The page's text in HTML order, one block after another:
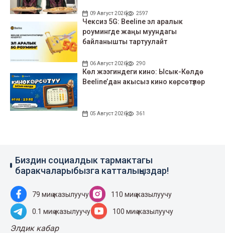
09 Август 2026 2597
Чексиз 5G: Beeline эл аралык
роумингде жаңы муундагы
байланышты тартуулайт
06 Август 2026 290
Көл жээгиндеги кино: Ысык-Көлдө
Beeline’дан акысыз кино көрсөтүлөр
05 Август 2026 361
Биздин социалдык тармактагы
баракчаларыбызга катталыңыздар!
79 миң жазылуучу 110 миң жазылуучу
0.1 миң жазылуучу 100 миң жазылуучу
Элдик кабар